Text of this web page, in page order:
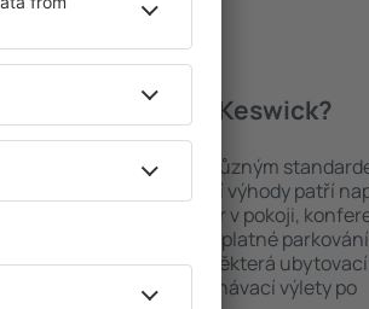
nabízí hotely in Keswick?
se řadí mezi objekty s různým
hosty. Mezi nejoblíbenější výhody patří
SPA areál, minibar/trezor v pokoji,
dětský koutek, bezplatné
o atrakcích v okolí. Některá
z/na letiště nebo poznávací výlety po